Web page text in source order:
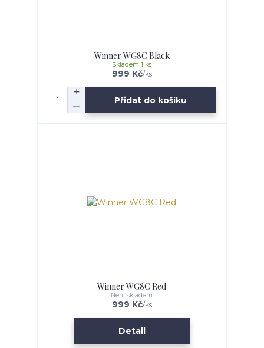
Winner WG8C Black
999 Kč/ks
Skladem 1 ks
Přidat do košíku
Winner WG8C Red
999 Kč/ks
Není skladem
Detail